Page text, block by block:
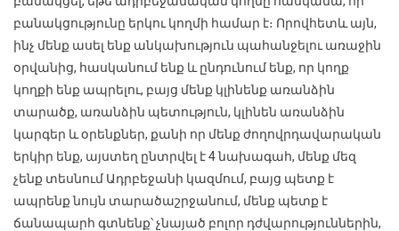
բանակցությունը երկու կողմի համար է։ Որովհետև այն,
ինչ մենք ասել ենք անկախություն պահանջելու առաջին
օրվանից, հասկանում ենք և ընդունում ենք, որ կողք
կողքի ենք ապրելու, բայց մենք կլինենք առանձին
տարածք, առանձին պետություն, կլինեն առանձին
կարգեր և օրենքներ, քանի որ մենք ժողովրդավարական
երկիր ենք, այստեղ ընտրվել է 4 նախագահ, մենք մեզ
չենք տեսնում Ադրբեջանի կազմում, բայց պետք է
ապրենք նույն տարածաշրջանում, մենք պետք է
ճանապարհ գտնենք՝ չնայած բոլոր դժվարություններին,